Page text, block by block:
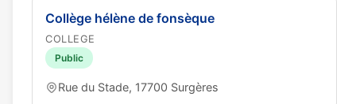
Collège hélène de fonsèque
COLLEGE
Public
Rue du Stade, 17700 Surgères